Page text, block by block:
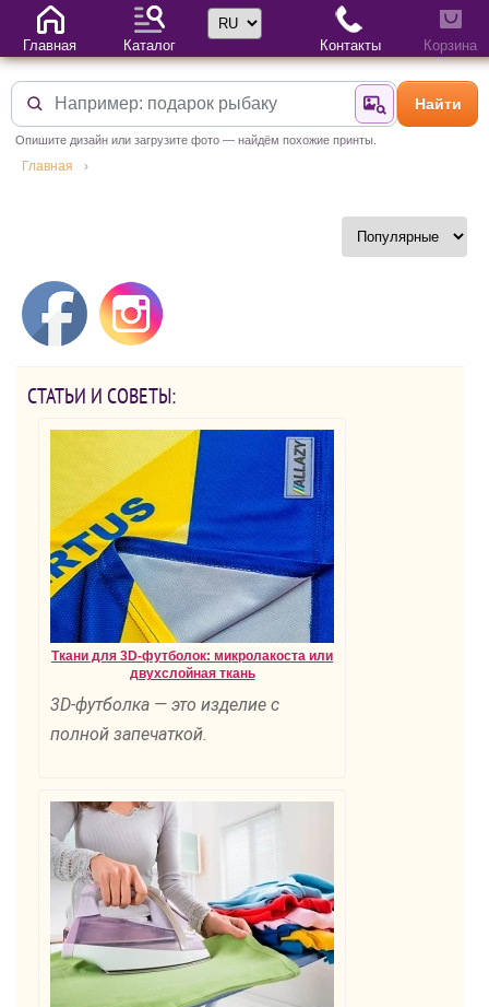
Найти поНайти
Опишите дизайн или загрузите фото — найдём похожие принты.
Главная
СТАТЬИ И СОВЕТЫ:
Ткани для 3D-футболок: микролакоста или
двухслойная ткань
3D-футболка — это изделие с
полной запечаткой.
Главная Каталог
Выбор языка
Контакты Корзина